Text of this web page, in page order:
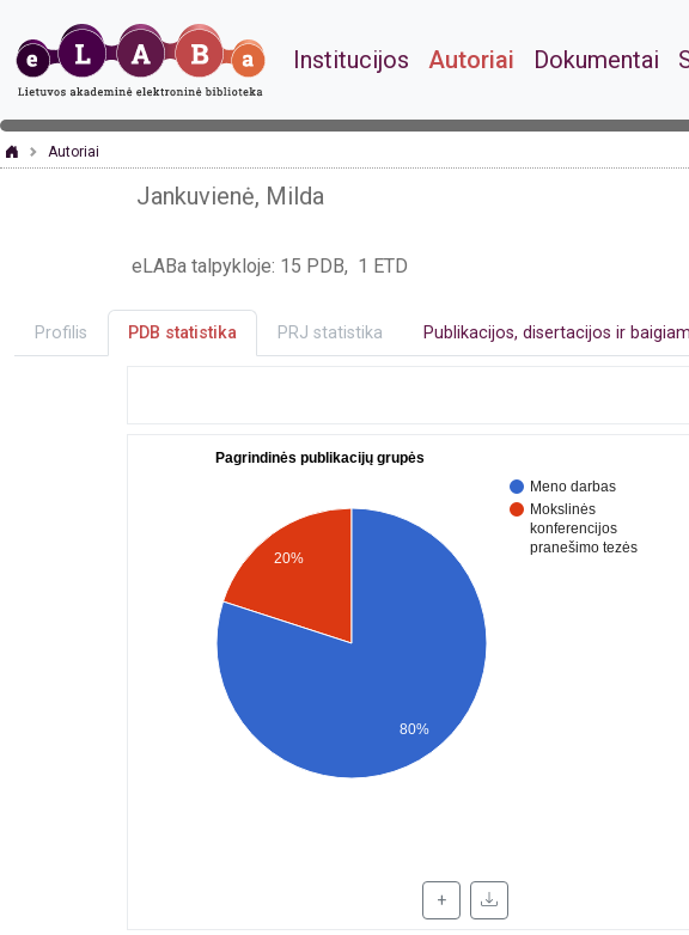
Institucijos Autoriai Dokumentai
Autoriai
Jankuvienė, Milda
eLABa talpykloje: 15 PDB, 1 ETD
Profilis PDB statistika PRJ statistika Publikacijos, disertacijos ir
Pagrindinės publikacijų grupės
Meno darbas
Mokslinės
konferencijos
pranešimo tezės
20%
80%
+